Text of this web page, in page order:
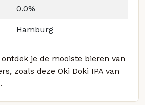
0.0%
Hamburg
ontdek je de mooiste bieren van
zoals deze Oki Doki IPA van
.